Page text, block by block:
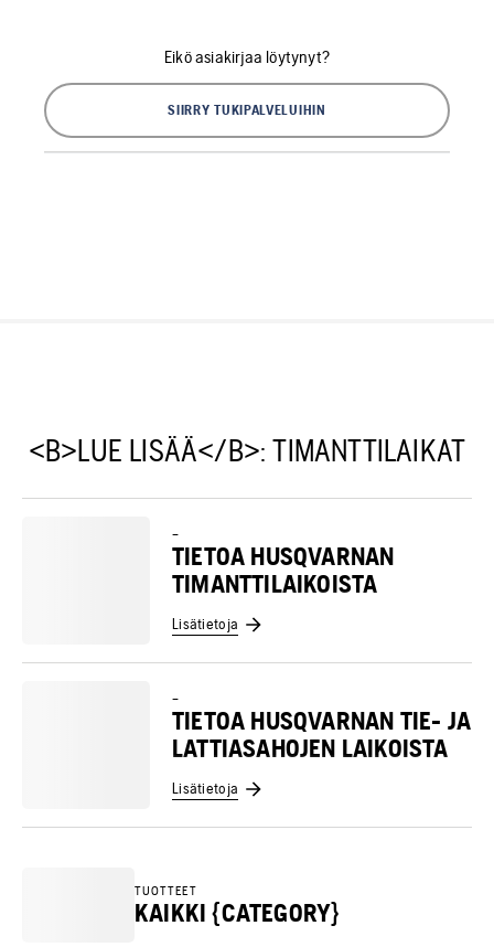
Eikö asiakirjaa löytynyt?
SIIRRY TUKIPALVELUIHIN
<B>LUE LISÄÄ</B>: TIMANTTILAIKAT
–
TIETOA HUSQVARNAN
TIMANTTILAIKOISTA
Lisätietoja
–
TIETOA HUSQVARNAN TIE- JA
LATTIASAHOJEN LAIKOISTA
Lisätietoja
TUOTTEET
KAIKKI {CATEGORY}